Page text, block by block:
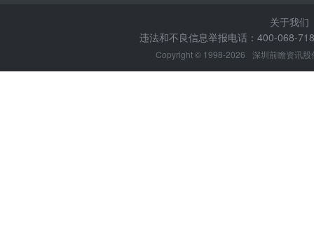
关于我们
违法和不良信息举报电话：400-068-
Copyright © 1998-2026 深圳前瞻资讯股